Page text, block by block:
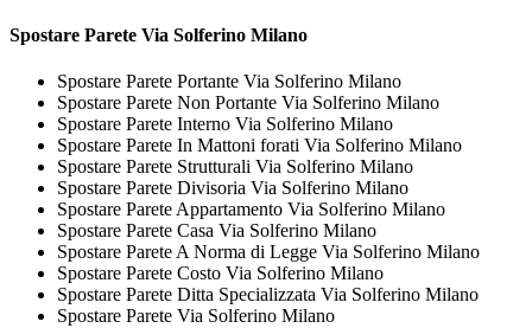
Spostare Parete Via Solferino Milano
Spostare Parete Portante Via Solferino Milano
Spostare Parete Non Portante Via Solferino Milano
Spostare Parete Interno Via Solferino Milano
Spostare Parete In Mattoni forati Via Solferino Milano
Spostare Parete Strutturali Via Solferino Milano
Spostare Parete Divisoria Via Solferino Milano
Spostare Parete Appartamento Via Solferino Milano
Spostare Parete Casa Via Solferino Milano
Spostare Parete A Norma di Legge Via Solferino Milano
Spostare Parete Costo Via Solferino Milano
Spostare Parete Ditta Specializzata Via Solferino Milano
Spostare Parete Via Solferino Milano